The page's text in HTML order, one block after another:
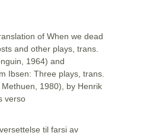
of When we dead
and other plays, trans.
1964) and
Ibsen: Three plays, trans.
1980), by Henrik
verso
til farsi av